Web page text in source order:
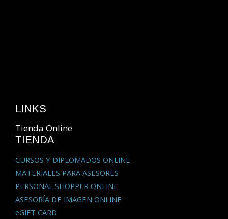
LINKS
Tienda Online
TIENDA
CURSOS Y DIPLOMADOS ONLINE
MATERIALES PARA ASESORES
PERSONAL SHOPPER ONLINE
ASESORÍA DE IMAGEN ONLINE
eGIFT CARD